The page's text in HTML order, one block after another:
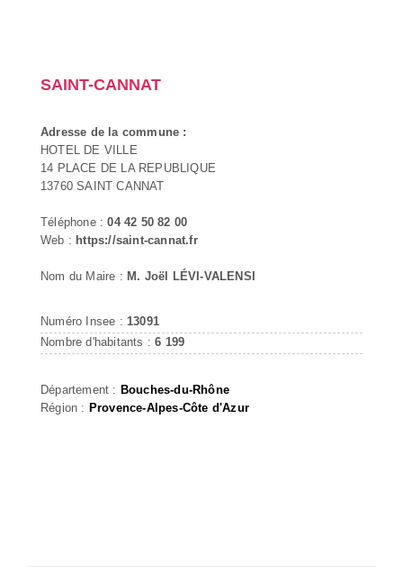
SAINT-CANNAT
Adresse de la commune :
HOTEL DE VILLE
14 PLACE DE LA REPUBLIQUE
13760 SAINT CANNAT
Téléphone :04 42 50 82 00
Web : https://saint-cannat.fr
Nom du Maire : M. Joël LÉVI-VALENSI
Numéro Insee : 13091
Nombre d'habitants :6 199
Département : Bouches-du-Rhône
Région : Provence-Alpes-Côte d'Azur